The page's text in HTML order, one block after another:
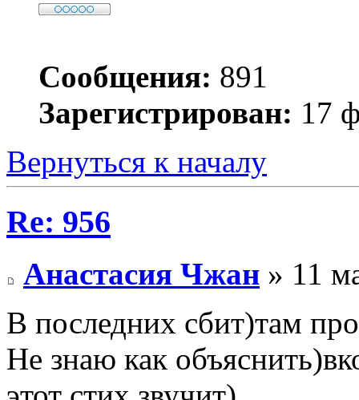
Сообщения: 891
Зарегистрирован: 17
Вернуться к началу
Re: 956
Анастасия Чжан » 11
В последних сбит)там
Не знаю как